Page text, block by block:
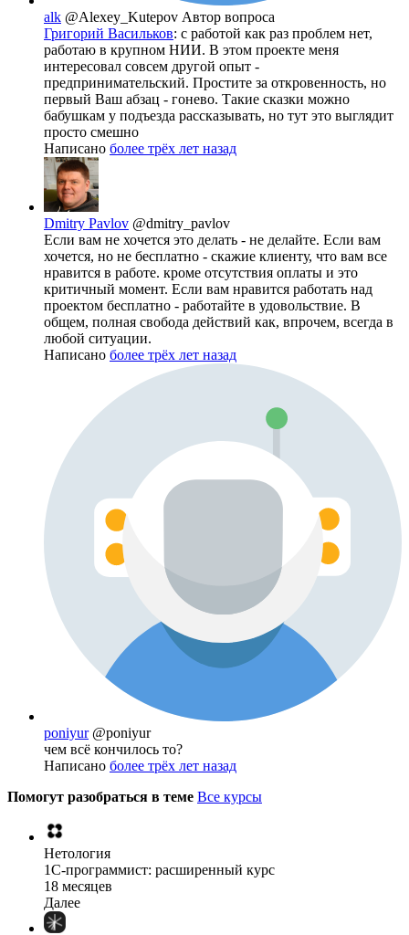
alk @Alexey_Kutepov Автор вопроса
Григорий Васильков: с работой как раз проблем нет,
работаю в крупном НИИ. В этом проекте меня
интересовал совсем другой опыт -
предпринимательский. Простите за откровенность, но
первый Ваш абзац - гонево. Такие сказки можно
бабушкам у подъезда рассказывать, но тут это выглядит
просто смешно
Написано более трёх лет назад
Dmitry Pavlov @dmitry_pavlov
Если вам не хочется это делать - не делайте. Если вам
хочется, но не бесплатно - скажие клиенту, что вам все
нравится в работе. кроме отсутствия оплаты и это
критичный момент. Если вам нравится работать над
проектом бесплатно - работайте в удовольствие. В
общем, полная свобода действий как, впрочем, всегда в
любой ситуации.
Написано более трёх лет назад
poniyur @poniyur
чем всё кончилось то?
Написано более трёх лет назад
Помогут разобраться в теме Все курсы
Нетология
1C-программист: расширенный курс
18 месяцев
Далее